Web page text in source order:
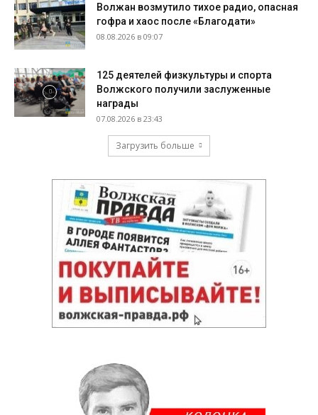
Волжан возмутило тихое радио, опасная
гофра и хаос после «Благодати»
08.08.2026 в 09:07
125 деятелей физкультуры и спорта
Волжского получили заслуженные
награды
07.08.2026 в 23:43
Загрузить больше